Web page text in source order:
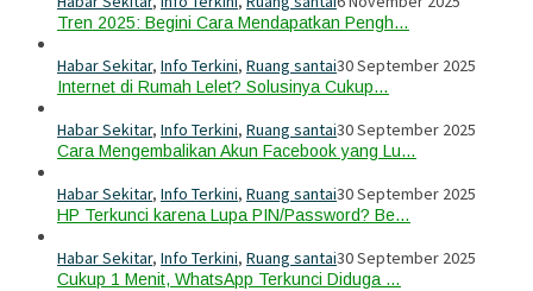
Tren 2025: Begini Cara Mendapatkan Pengh…
Habar Sekitar, Info Terkini, Ruang santai30 September 2025
Internet di Rumah Lelet? Solusinya Cukup…
Habar Sekitar, Info Terkini, Ruang santai30 September 2025
Cara Mengembalikan Akun Facebook yang Lu…
Habar Sekitar, Info Terkini, Ruang santai30 September 2025
HP Terkunci karena Lupa PIN/Password? Be…
Habar Sekitar, Info Terkini, Ruang santai30 September 2025
Cukup 1 Menit, WhatsApp Terkunci Diduga …